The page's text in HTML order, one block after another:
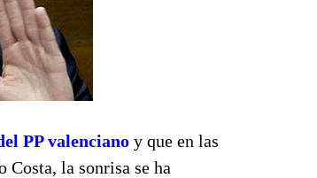
PP valenciano y que en las
la sonrisa se ha